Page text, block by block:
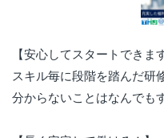
【安心してスタートできま
スキル毎に段階を踏んだ研
分からないことはなんでも